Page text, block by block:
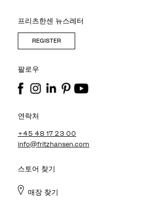
프리츠한센 뉴스레터
REGISTER
팔로우
연락처
+45 48 17 23 00
info@fritzhansen.com
스토어 찾기
매장 찾기